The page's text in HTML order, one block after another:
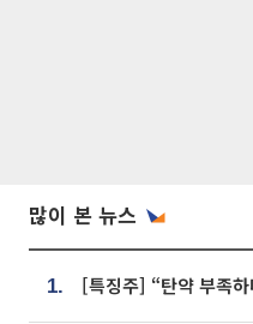
많이 본 뉴스
1.